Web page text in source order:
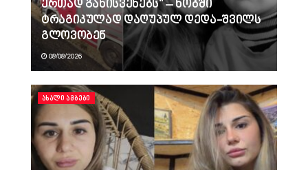
ერთად განისვენებს“ – ხობში
ტრაგიკულად დაღუპულ დედა-შვილს
გლოვობენ
08/08/2026
ᲐᲮᲐᲚᲘ ᲐᲛᲑᲔᲑᲘ